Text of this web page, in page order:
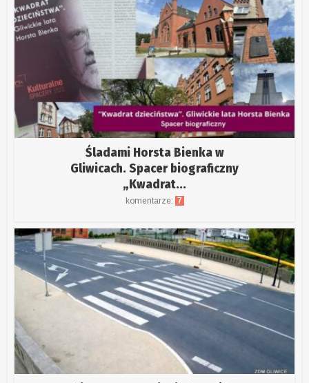
Śladami Horsta Bienka w
Gliwicach. Spacer biograficzny
„Kwadrat...
komentarze: 7